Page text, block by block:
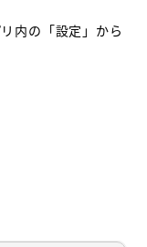
内の「設定」から